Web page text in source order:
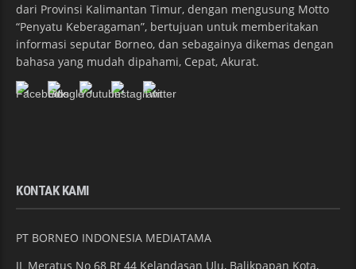
dari Provinsi Kalimantan Timur, dengan mengusung Motto
“Penyatu Keberagaman”, bertujuan untuk memberitakan
informasi seputar Borneo, dan sebagainya dikemas dengan
bahasa yang mudah dipahami, Cepat, Akurat.
KONTAK KAMI
PT BORNEO INDONESIA MEDIATAMA
JL Meratus No 68 Rt 44 Kelandasan Ulu, Balikpapan Kota,